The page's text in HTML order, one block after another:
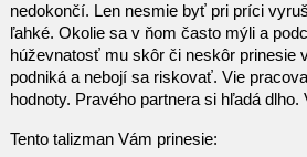
nedokončí. Len nesmie byť pri príci
ľahké. Okolie sa v ňom často mýli a
húževnatosť mu skôr či neskôr prinesie
podniká a nebojí sa riskovať. Vie
hodnoty. Pravého partnera si hľadá
Tento talizman Vám prinesie: